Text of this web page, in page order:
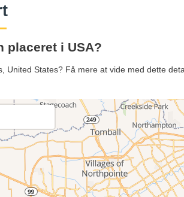
placeret i USA?
United States? Få mere at vide med dette